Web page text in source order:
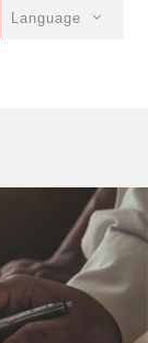
Language